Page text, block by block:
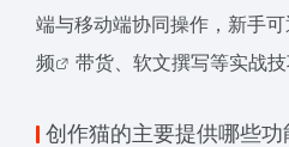
端与移动端协同操作，新手可
频
带货、软文撰写等实战技
创作猫的主要提供哪些功